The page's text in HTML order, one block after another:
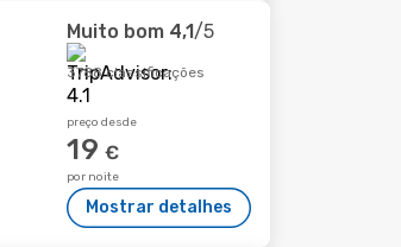
Muito bom 4,1/5
3788 classificações
preço desde
19 €
por noite
Mostrar detalhes